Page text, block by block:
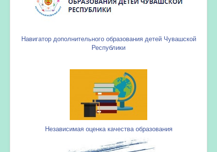
Навигатор дополнительного образования детей Чувашской
Республики
Независимая оценка качества образования